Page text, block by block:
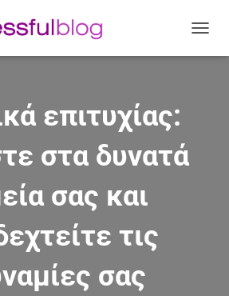
Ν
επιτυχίας:
στα δυνατά
σας και
τις
σας